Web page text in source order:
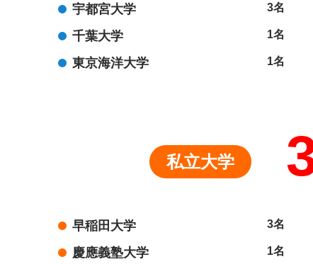
宇都宮大学 3名
千葉大学 1名
東京海洋大学 1名
私立大学
早稲田大学 3名
慶應義塾大学 1名